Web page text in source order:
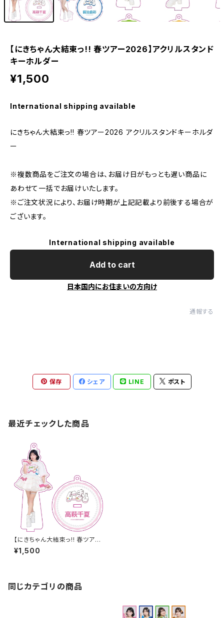
【にきちゃん大結束っ!! 春ツアー2026】アクリルスタンド
キーホルダー
¥1,500
International shipping available
にきちゃん大結束っ!! 春ツアー2026 アクリルスタンドキーホルダ
ー
※複数商品をご注文の場合は、お届け日がもっとも遅い商品に
あわせて一括でお届けいたします。
※ご注文状況により、お届け時期が上記記載より前後する場合が
ございます。
International shipping available
Add to cart
日本国内にお住まいの方向け
通報する
保存 シェア LINE ポスト
最近チェックした商品
【にきちゃん大結束っ!! 春ツアー
2026】アクリルスタンドキーホ
ルダー
¥1,500
同じカテゴリの商品